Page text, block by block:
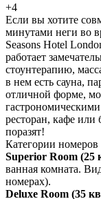
+4
Если вы хотите
минутами неги во
Seasons Hotel
работает
стоунтерапию,
в нем есть сауна,
отличной форме,
ресторан, кафе или
поразят!
Категории номеров
Superior Room (25
ванная комната.
номерах).
Deluxe Room (35